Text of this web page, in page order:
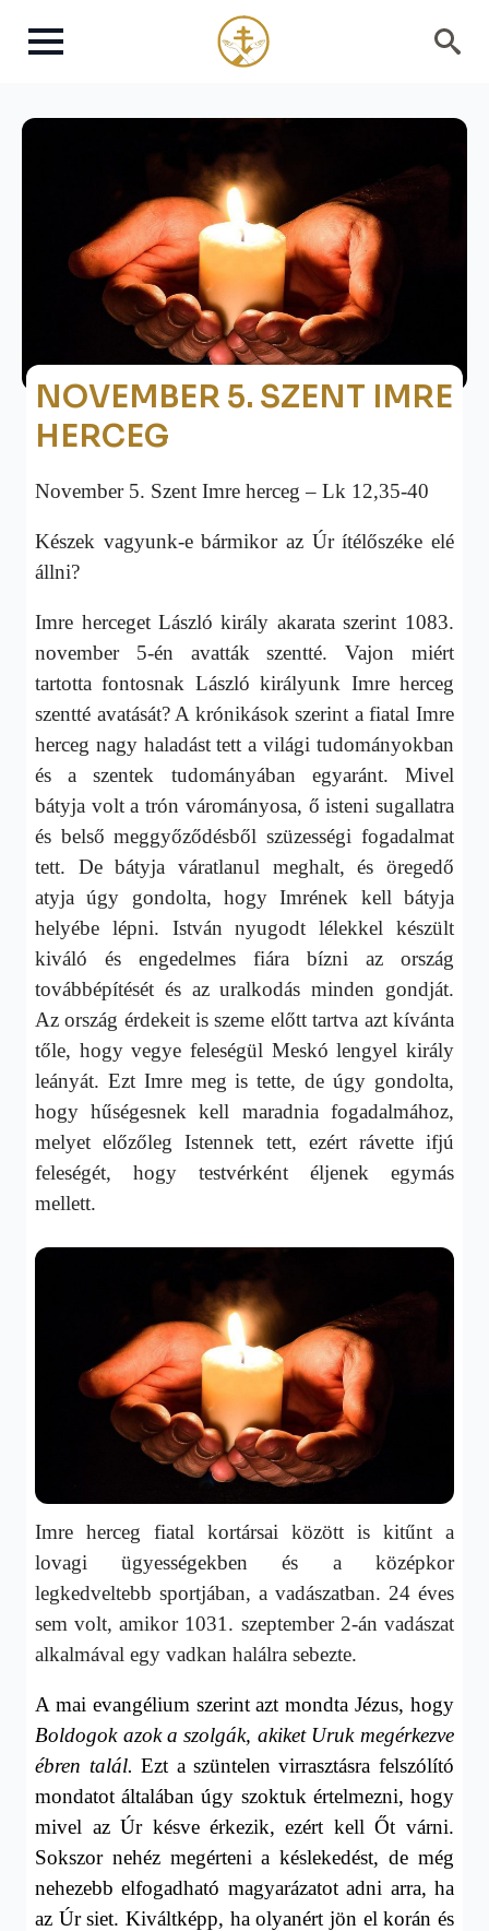
NOVEMBER 5. SZENT IMRE
HERCEG
November 5. Szent Imre herceg – Lk 12,35-40
Készek vagyunk-e bármikor az Úr ítélőszéke elé
állni?
Imre herceget László király akarata szerint 1083.
november 5-én avatták szentté. Vajon miért
tartotta fontosnak László királyunk Imre herceg
szentté avatását? A krónikások szerint a fiatal Imre
herceg nagy haladást tett a világi tudományokban
és a szentek tudományában egyaránt. Mivel
bátyja volt a trón várományosa, ő isteni sugallatra
és belső meggyőződésből szüzességi fogadalmat
tett. De bátyja váratlanul meghalt, és öregedő
atyja úgy gondolta, hogy Imrének kell bátyja
helyébe lépni. István nyugodt lélekkel készült
kiváló és engedelmes fiára bízni az ország
továbbépítését és az uralkodás minden gondját.
Az ország érdekeit is szeme előtt tartva azt kívánta
tőle, hogy vegye feleségül Meskó lengyel király
leányát. Ezt Imre meg is tette, de úgy gondolta,
hogy hűségesnek kell maradnia fogadalmához,
melyet előzőleg Istennek tett, ezért rávette ifjú
feleségét, hogy testvérként éljenek egymás
mellett.
Imre herceg fiatal kortársai között is kitűnt a
lovagi ügyességekben és a középkor
legkedveltebb sportjában, a vadászatban. 24 éves
sem volt, amikor 1031. szeptember 2-án vadászat
alkalmával egy vadkan halálra sebezte.
A mai evangélium szerint azt mondta Jézus, hogy
Boldogok azok a szolgák, akiket Uruk megérkezve
ébren talál. Ezt a szüntelen virrasztásra felszólító
mondatot általában úgy szoktuk értelmezni, hogy
mivel az Úr késve érkezik, ezért kell Őt várni.
Sokszor nehéz megérteni a késlekedést, de még
nehezebb elfogadható magyarázatot adni arra, ha
az Úr siet. Kiváltképp, ha olyanért jön el korán és